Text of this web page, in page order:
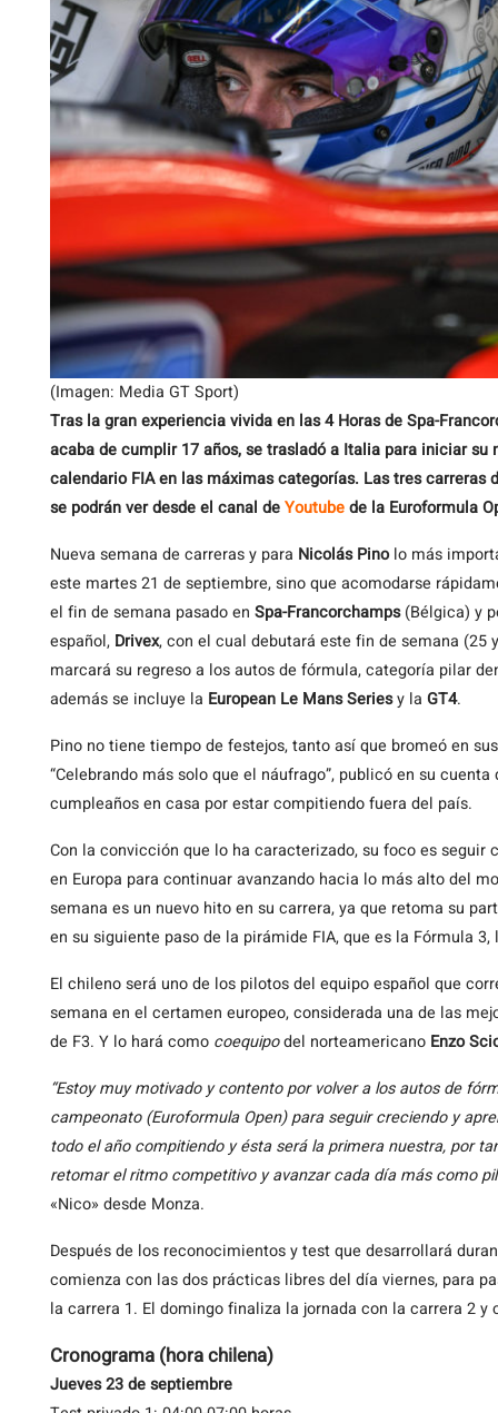
(Imagen: Media GT Sport)
Tras la gran experiencia vivida en las 4 Horas de Spa-
acaba de cumplir 17 años, se trasladó a Italia para iniciar su
calendario FIA en las máximas categorías. Las tres carreras
se podrán ver desde el canal deYoutubede la Euroformula
Nueva semana de carreras y para Nicolás Pinolo más
este martes 21 de septiembre, sino que acomodarse
el fin de semana pasado en Spa-Francorchamps(Bélgica) y
español, Drivex, con el cual debutará este fin de semana (25
marcará su regreso a los autos de fórmula, categoría pilar
además se incluye la European Le Mans Seriesy la GT4.
Pino no tiene tiempo de festejos, tanto así que bromeó en
“Celebrando más solo que el náufrago”, publicó en su
cumpleaños en casa por estar compitiendo fuera del país.
Con la convicción que lo ha caracterizado, su foco es
en Europa para continuar avanzando hacia lo más alto del
semana es un nuevo hito en su carrera, ya que retoma su
en su siguiente paso de la pirámide FIA, que es la Fórmula
El chileno será uno de los pilotos del equipo español que
semana en el certamen europeo, considerada una de las
de F3. Y lo hará como coequipodel norteamericano Enzo
“Estoy muy motivado y contento por volver a los autos de
campeonato (Euroformula Open) para seguir creciendo y
todo el año compitiendo y ésta será la primera nuestra, por
retomar el ritmo competitivo y avanzar cada día más como
«Nico» desde Monza.
Después de los reconocimientos y test que desarrollará
comienza con las dos prácticas libres del día viernes, para
la carrera 1. El domingo finaliza la jornada con la carrera 2 y
Cronograma (hora chilena)
Jueves 23 de septiembre